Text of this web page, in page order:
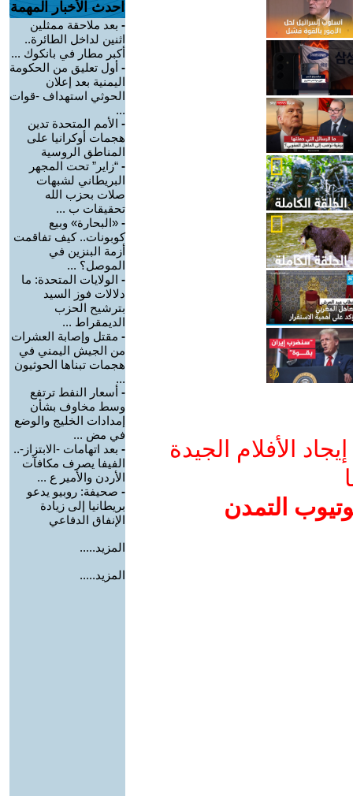
الأفلام الجيدة
التمدن
احدث الأخبار المهمة
- بعد ملاحقة ممثلين
اثنين لداخل الطائرة..
أكبر مطار في بانكوك ...
- أول تعليق من الحكومة
اليمنية بعد إعلان
الحوثي استهداف -قوات
...
- الأمم المتحدة تدين
هجمات أوكرانيا على
المناطق الروسية
- “زاير” تحت المجهر
البريطاني لشبهات
صلات بحزب الله
تحقيقات ب ...
- «البحارة» وبيع
كوبونات.. كيف تفاقمت
أزمة البنزين في
الموصل؟ ...
- الولايات المتحدة: ما
دلالات فوز السيد
بترشيح الحزب
الديمقراط ...
- مقتل وإصابة العشرات
من الجيش اليمني في
هجمات تبناها الحوثيون
...
- أسعار النفط ترتفع
وسط مخاوف بشأن
إمدادات الخليج والوضع
في مض ...
- بعد اتهامات -الابتزاز-..
الفيفا يصرف مكافآت
الأردن والأمير ع ...
- صحيفة: روبيو يدعو
بريطانيا إلى زيادة
الإنفاق الدفاعي
المزيد.....
المزيد.....